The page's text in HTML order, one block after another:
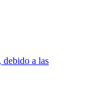
debido a las